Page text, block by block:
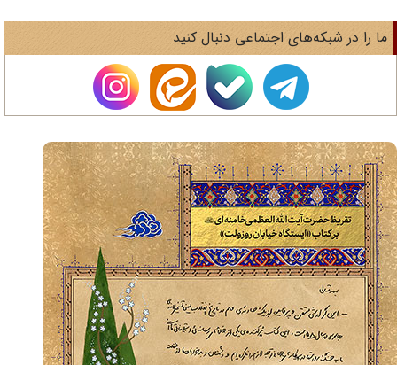
را در شبکه‌های اجتماعی دنبال کنید